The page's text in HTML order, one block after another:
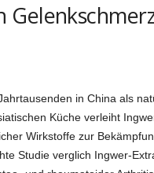
in China als
Küche verleiht
Wirkstoffe zur
Studie verglich Ingwer-